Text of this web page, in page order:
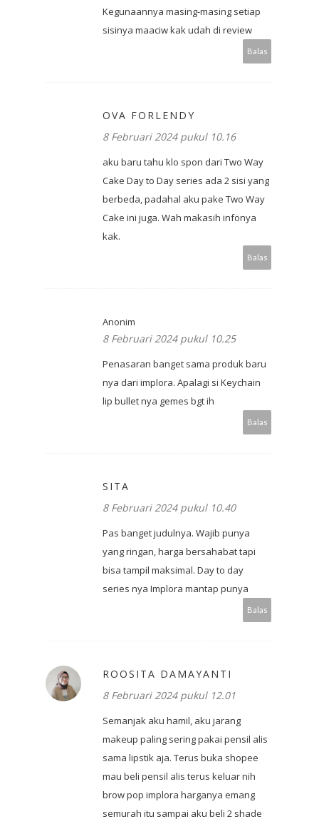
Kegunaannya masing-masing setiap
sisinya maaciw kak udah di review
Balas
OVA FORLENDY
8 Februari 2024 pukul 10.16
aku baru tahu klo spon dari Two Way
Cake Day to Day series ada 2 sisi yang
berbeda, padahal aku pake Two Way
Cake ini juga. Wah makasih infonya
kak.
Balas
Anonim
8 Februari 2024 pukul 10.25
Penasaran banget sama produk baru
nya dari implora. Apalagi si Keychain
lip bullet nya gemes bgt ih
Balas
SITA
8 Februari 2024 pukul 10.40
Pas banget judulnya. Wajib punya
yang ringan, harga bersahabat tapi
bisa tampil maksimal. Day to day
series nya Implora mantap punya
Balas
ROOSITA DAMAYANTI
8 Februari 2024 pukul 12.01
Semanjak aku hamil, aku jarang
makeup paling sering pakai pensil alis
sama lipstik aja. Terus buka shopee
mau beli pensil alis terus keluar nih
brow pop implora harganya emang
semurah itu sampai aku beli 2 shade